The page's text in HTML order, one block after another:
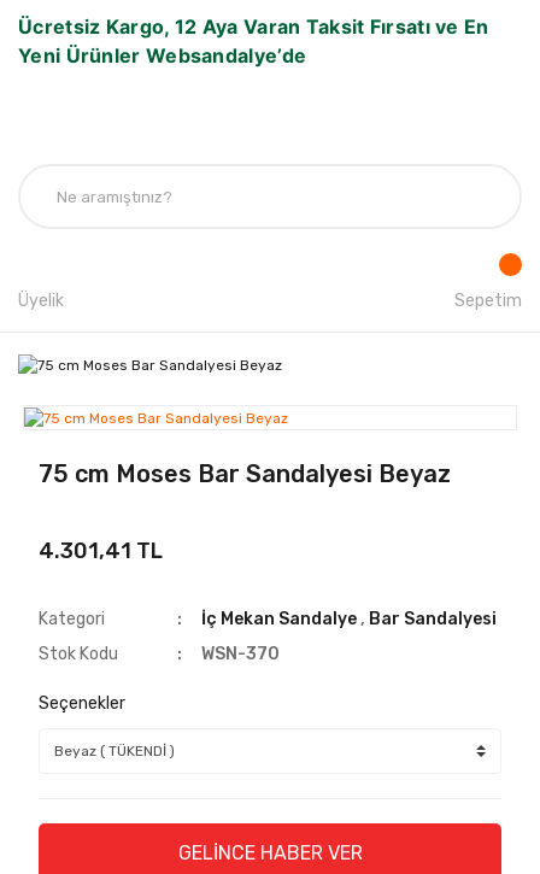
Ücretsiz Kargo, 12 Aya Varan Taksit Fırsatı ve En
Yeni Ürünler Websandalye’de
Üyelik Sepetim
75 cm Moses Bar Sandalyesi Beyaz
4.301,41 TL
Kategori İç Mekan Sandalye, Bar Sandalyesi
Stok Kodu
WSN-370
Seçenekler
GELİNCE HABER VER